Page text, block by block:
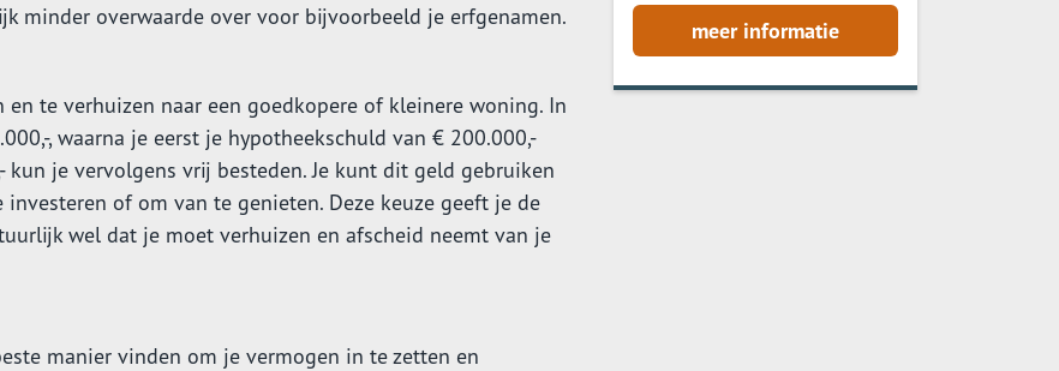
minder overwaarde over voor bijvoorbeeld je erfgenamen.
te verhuizen naar een goedkopere of kleinere woning. In
, waarna je eerst je hypotheekschuld van € 200.000,-
je vervolgens vrij besteden. Je kunt dit geld gebruiken
of om van te genieten. Deze keuze geeft je de
wel dat je moet verhuizen en afscheid neemt van je
manier vinden om je vermogen in te zetten en
meer informatie